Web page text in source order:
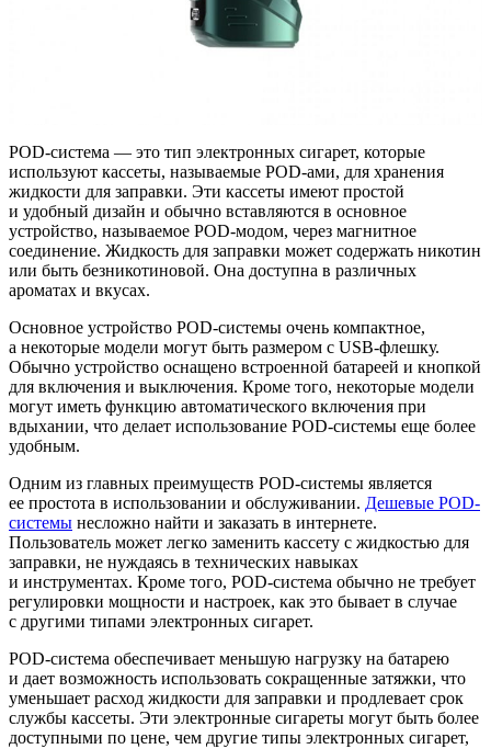
POD-система — это тип электронных сигарет, которые
используют кассеты, называемые POD-ами, для хранения
жидкости для заправки. Эти кассеты имеют простой
и удобный дизайн и обычно вставляются в основное
устройство, называемое POD-модом, через магнитное
соединение. Жидкость для заправки может содержать никотин
или быть безникотиновой. Она доступна в различных
ароматах и вкусах.
Основное устройство POD-системы очень компактное,
а некоторые модели могут быть размером с USB-флешку.
Обычно устройство оснащено встроенной батареей и кнопкой
для включения и выключения. Кроме того, некоторые модели
могут иметь функцию автоматического включения при
вдыхании, что делает использование POD-системы еще более
удобным.
Одним из главных преимуществ POD-системы является
ее простота в использовании и обслуживании. Дешевые POD-
системы несложно найти и заказать в интернете.
Пользователь может легко заменить кассету с жидкостью для
заправки, не нуждаясь в технических навыках
и инструментах. Кроме того, POD-система обычно не требует
регулировки мощности и настроек, как это бывает в случае
с другими типами электронных сигарет.
POD-система обеспечивает меньшую нагрузку на батарею
и дает возможность использовать сокращенные затяжки, что
уменьшает расход жидкости для заправки и продлевает срок
службы кассеты. Эти электронные сигареты могут быть более
доступными по цене, чем другие типы электронных сигарет,